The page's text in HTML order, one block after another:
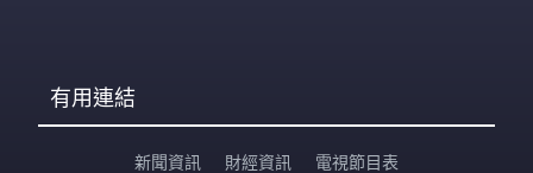
有用連結
新聞資訊 財經資訊 電視節目表